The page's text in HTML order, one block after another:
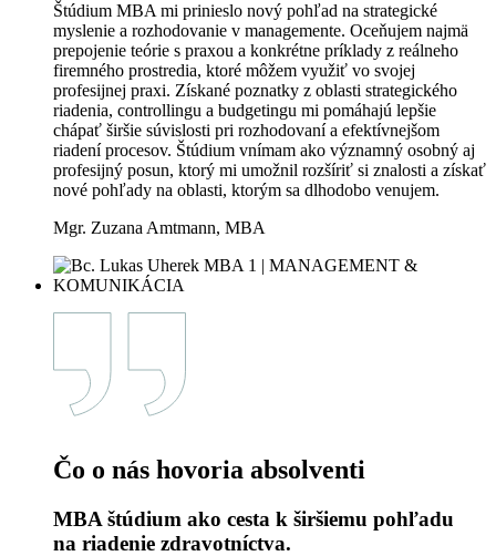
Štúdium MBA mi prinieslo nový pohľad na strategické
myslenie a rozhodovanie v managemente. Oceňujem najmä
prepojenie teórie s praxou a konkrétne príklady z reálneho
firemného prostredia, ktoré môžem využiť vo svojej
profesijnej praxi. Získané poznatky z oblasti strategického
riadenia, controllingu a budgetingu mi pomáhajú lepšie
chápať širšie súvislosti pri rozhodovaní a efektívnejšom
riadení procesov. Štúdium vnímam ako významný osobný aj
profesijný posun, ktorý mi umožnil rozšíriť si znalosti a získať
nové pohľady na oblasti, ktorým sa dlhodobo venujem.
Mgr. Zuzana Amtmann, MBA
Čo o nás hovoria absolventi
MBA štúdium ako cesta k širšiemu pohľadu
na riadenie zdravotníctva.